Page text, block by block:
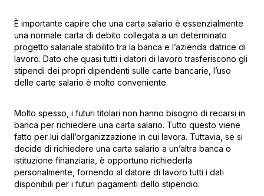
È importante capire che una carta salario è essenzialmente
una normale carta di debito collegata a un determinato
progetto salariale stabilito tra la banca e l’azienda datrice di
lavoro. Dato che quasi tutti i datori di lavoro trasferiscono gli
stipendi dei propri dipendenti sulle carte bancarie, l’uso
delle carte salario è molto conveniente.
Molto spesso, i futuri titolari non hanno bisogno di recarsi in
banca per richiedere una carta salario. Tutto questo viene
fatto per lui dall’organizzazione in cui lavora. Tuttavia, se si
decide di richiedere una carta salario a un’altra banca o
istituzione finanziaria, è opportuno richiederla
personalmente, fornendo al datore di lavoro tutti i dati
disponibili per i futuri pagamenti dello stipendio.